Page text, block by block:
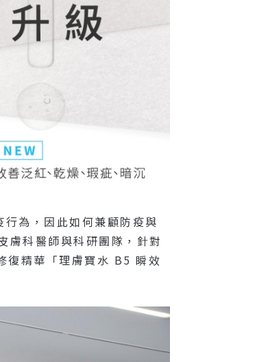
為，因此如何兼顧防疫與
膚科醫師與科研團隊，針對
復精華「理膚寶水 B5 瞬效